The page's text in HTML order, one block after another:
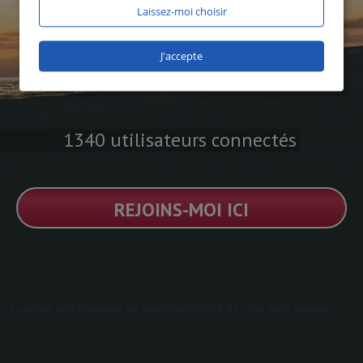
1340 utilisateurs connectés
REJOINS-MOI ICI
Laissez-moi choisir
J'accepte